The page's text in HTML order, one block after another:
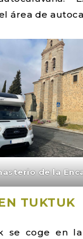
área de
de la
TUKTUK
se coge en